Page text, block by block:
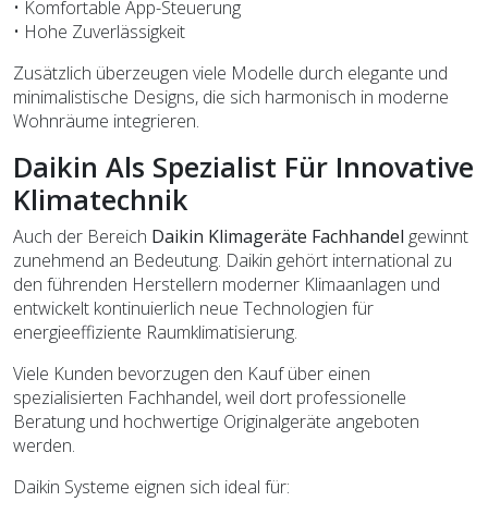
• Komfortable App-Steuerung
• Hohe Zuverlässigkeit
Zusätzlich überzeugen viele Modelle durch elegante und
minimalistische Designs, die sich harmonisch in moderne
Wohnräume integrieren.
Daikin Als Spezialist Für Innovative
Klimatechnik
Auch der Bereich Daikin Klimageräte Fachhandel gewinnt
zunehmend an Bedeutung. Daikin gehört international zu
den führenden Herstellern moderner Klimaanlagen und
entwickelt kontinuierlich neue Technologien für
energieeffiziente Raumklimatisierung.
Viele Kunden bevorzugen den Kauf über einen
spezialisierten Fachhandel, weil dort professionelle
Beratung und hochwertige Originalgeräte angeboten
werden.
Daikin Systeme eignen sich ideal für: